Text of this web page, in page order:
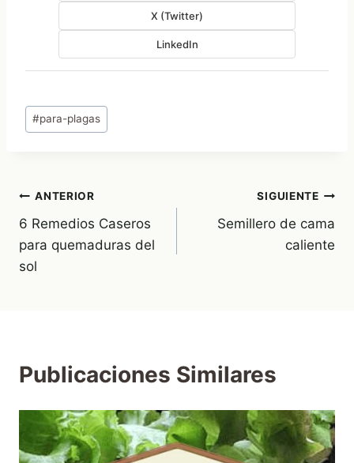
X (Twitter)
LinkedIn
Etiquetas
de
#para-plagas
Navegación
de
entradas
ANTERIOR
6 Remedios Caseros
para quemaduras del
sol
SIGUIENTE
Semillero de cama
caliente
Publicaciones Similares